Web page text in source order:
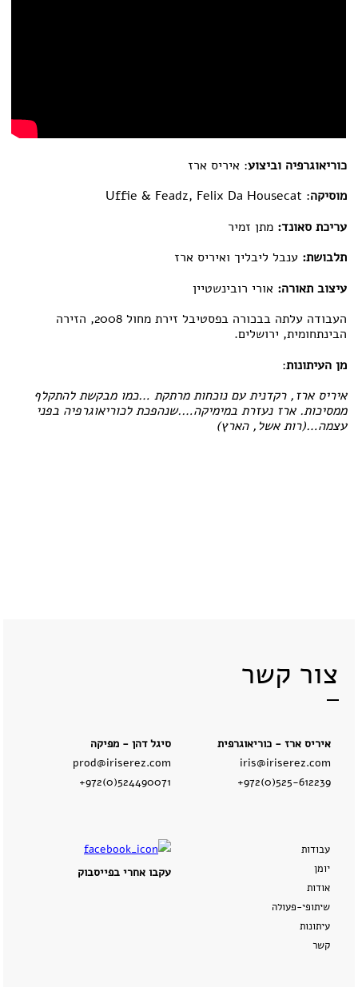
כוריאוגרפיה וביצוע: איריס ארז
מוסיקה: Uffie & Feadz, Felix Da Housecat
עריכת סאונד: מתן זמיר
תלבושת: ענבל ליבליך ואיריס ארז
עיצוב תאורה: אורי רובינשטיין
העבודה עלתה בבכורה בפסטיבל זירת מחול 2008, הזירה
הבינתחומית, ירושלים.
מן העיתונות:
איריס ארז, רקדנית עם נוכחות מרתקת …כמו מבקשת להתקלף
ממסיכות. ארז נעזרת במימיקה….שנהפכת לכוריאוגרפיה בפני
עצמה…(רות אשל, הארץ)
צור קשר
איריס ארז - כוריאוגרפית
iris@iriserez.com
+972(0)525-612239
סיגל דהן - מפיקה
prod@iriserez.com
+972(0)524490071
עבודות
יומן
אודות
שיתופי-פעולה
עיתונות
קשר
עקבו אחרי בפייסבוק